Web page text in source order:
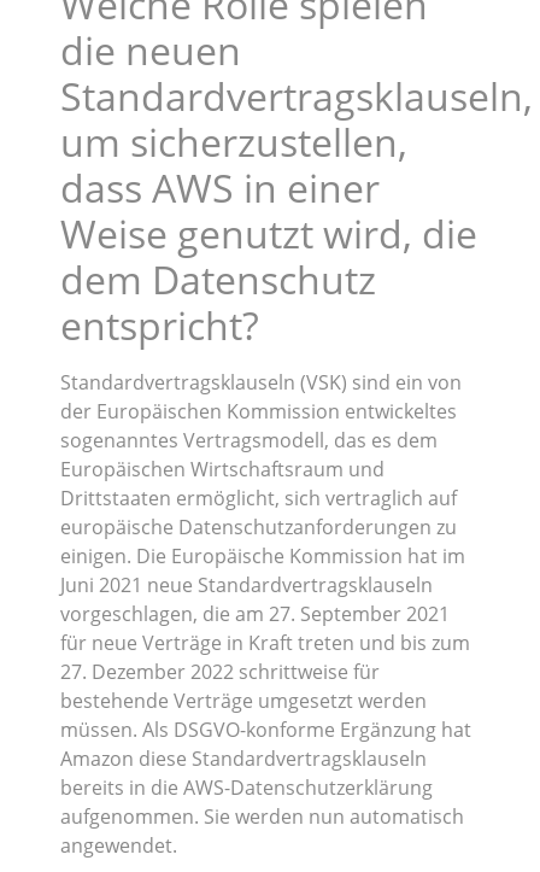
die neuen
Standardvertragsklauseln,
um sicherzustellen,
dass AWS in einer
Weise genutzt wird, die
dem Datenschutz
entspricht?
Standardvertragsklauseln (VSK) sind ein von
der Europäischen Kommission entwickeltes
sogenanntes Vertragsmodell, das es dem
Europäischen Wirtschaftsraum und
Drittstaaten ermöglicht, sich vertraglich auf
europäische Datenschutzanforderungen zu
einigen. Die Europäische Kommission hat im
Juni 2021 neue Standardvertragsklauseln
vorgeschlagen, die am 27. September 2021
für neue Verträge in Kraft treten und bis zum
27. Dezember 2022 schrittweise für
bestehende Verträge umgesetzt werden
müssen. Als DSGVO-konforme Ergänzung hat
Amazon diese Standardvertragsklauseln
bereits in die AWS-Datenschutzerklärung
aufgenommen. Sie werden nun automatisch
angewendet.